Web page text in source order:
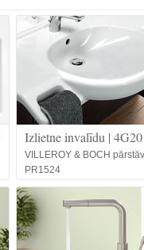
Izlietne invalīdu | 4G20
VILLEROY & BOCH
PR1524